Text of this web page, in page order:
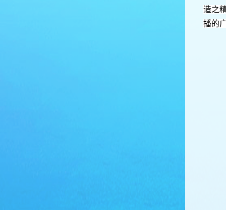
造之
播的